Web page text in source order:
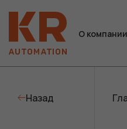
О компании
Назад